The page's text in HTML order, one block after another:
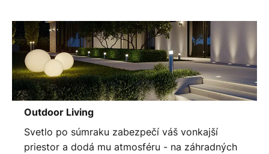
Outdoor Living
Svetlo po súmraku zabezpečí váš vonkajší
priestor a dodá mu atmosféru - na záhradných